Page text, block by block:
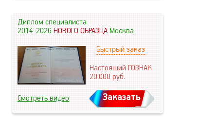
Диплом специалиста
2014-2026НОВОГО ОБРАЗЦАМосква
Быстрый заказ
Настоящий ГОЗНАК
20.000руб.
Смотреть видео Заказать